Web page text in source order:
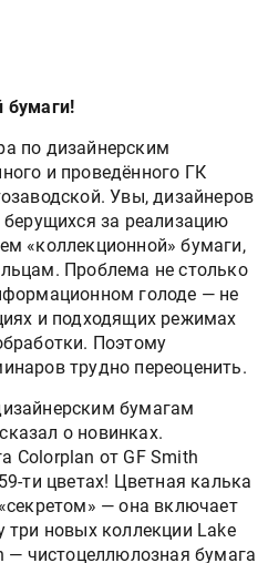
бумаги!
по дизайнерским
и проведённого ГК
Увы, дизайнеров
за реализацию
«коллекционной» бумаги,
Проблема не столько
голоде — не
и подходящих режимах
Поэтому
трудно переоценить.
бумагам
о новинках.
Colorplan от GF Smith
ти цветах! Цветная калька
— она включает
три новых коллекции Lake
— чистоцеллюлозная бумага